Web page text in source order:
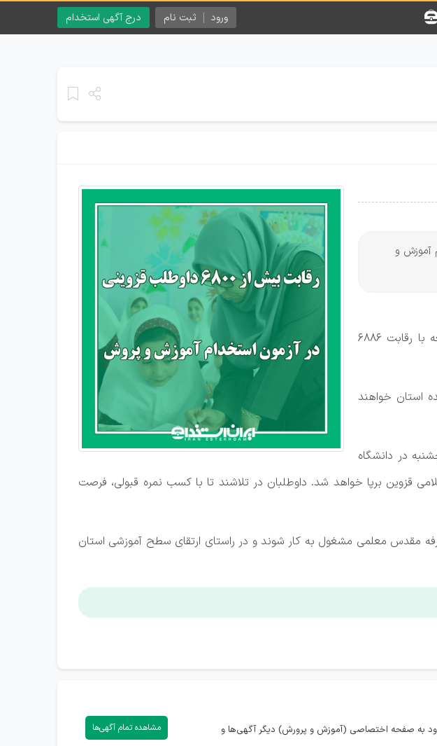
درج آگهی استخدام ورود ثبت نام
استخدام آموزش و
به گزارش خبرنگار مهر، آزمون استخدامی وزارت آموزش و پرورش امروز پنجشنبه و فردا جمعه با رقابت ۶۸۸۶
استان خواهند
در دانشگاه
قزوین برپا خواهد شد. داوطلبان در تلاشند تا با کسب نمره قبولی، فرصت
مقدس معلمی مشغول به کار شوند و در راستای ارتقای سطح آموزشی استان
به صفحه اختصاصی (آموزش و پرورش) دیگر آگهی‌ها و
مشاهده تمام آگهی‌ها